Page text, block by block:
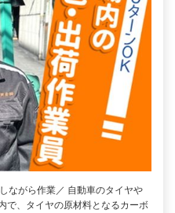
ながら作業／ 自動車のタイヤや
で、タイヤの原材料となるカーボ